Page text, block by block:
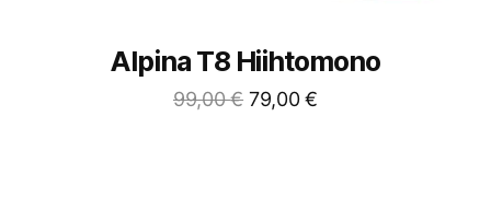
Alpina T8 Hiihtomono
99,00€ 79,00€